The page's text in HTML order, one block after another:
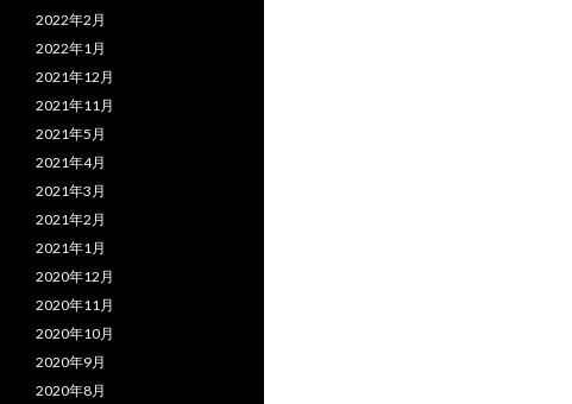
2022年2月
2022年1月
2021年12月
2021年11月
2021年5月
2021年4月
2021年3月
2021年2月
2021年1月
2020年12月
2020年11月
2020年10月
2020年9月
2020年8月